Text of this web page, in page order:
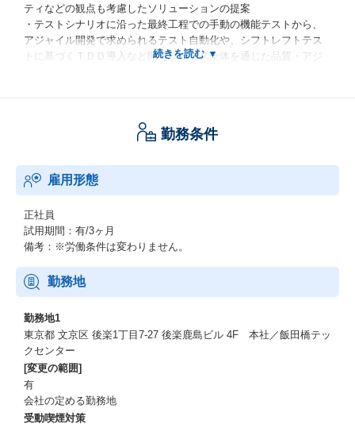
ティなどの観点も考慮したソリューションの提案
・テストシナリオに沿った最終工程での手動の機能テストから、
アジャイル開発で求められるテスト自動化や、シフトレフトテス
トに基づくＴＤＤ導入など開発プロセス全体を通じた品質・アジ
（受注後）
・お客様の困り事から調査範囲を擦り合わせ、お持ちの情報から
課題を抽出
・抽出課題から真因を特定し、課題解決策を提案
・課題解決計画に基づき施策を実行または支援
～施策毎のKPI・目標値の設定・確認
～仕様書のレビュー / 整合性
～システム品質特性定義 など
・施策の実施結果について、“結果報告・品質分析・次に繋がる振
り返り”のご報告を行い、継続的な品質向上の提案
◆チームビルド
・プロジェクトに応じた社内の体制構築からチームビルディング
※案件規模・難易度、例えばクラウド関連の課題やセキュリティ
課題など、テストエンジニアとは異なるフィールドの技術が必要
勤務条件
雇用形態
正社員
試用期間：有/3ヶ月
備考：※労働条件は変わりません。
勤務地
勤務地1
東京都 文京区 後楽1丁目7-27 後楽鹿島ビル 4F 本社／飯田橋テッ
クセンター
[変更の範囲]
有
会社の定める勤務地
受動喫煙対策